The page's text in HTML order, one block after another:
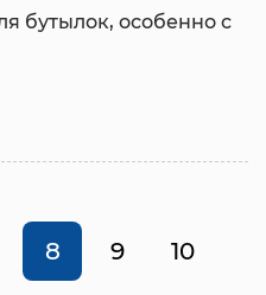
бутылок, особенно с
8 9 10